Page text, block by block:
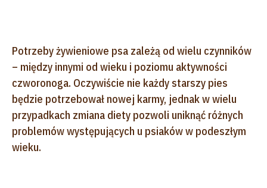
Potrzeby żywieniowe psa zależą od wielu czynników
– między innymi od wieku i poziomu aktywności
czworonoga. Oczywiście nie każdy starszy pies
będzie potrzebował nowej karmy, jednak w wielu
przypadkach zmiana diety pozwoli uniknąć różnych
problemów występujących u psiaków w podeszłym
wieku.